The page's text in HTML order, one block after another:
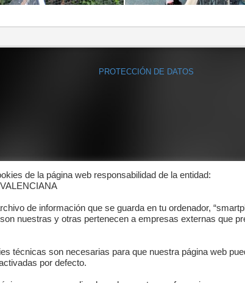
PROTECCIÓN DE DATOS
de la página web responsabilidad de la entidad:
de información que se guarda en tu ordenador,
nuestras y otras pertenecen a empresas externas que
técnicas son necesarias para que nuestra página web
por defecto.